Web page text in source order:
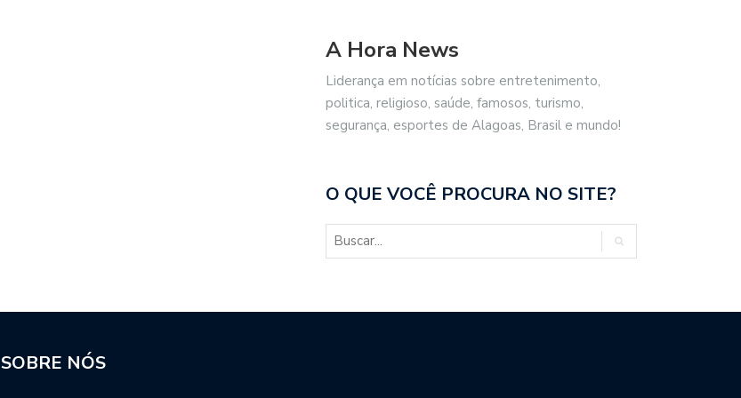
A Hora News
Liderança em notícias sobre entretenimento,
politica, religioso, saúde, famosos, turismo,
segurança, esportes de Alagoas, Brasil e mundo!
O QUE VOCÊ PROCURA NO SITE?
SOBRE NÓS